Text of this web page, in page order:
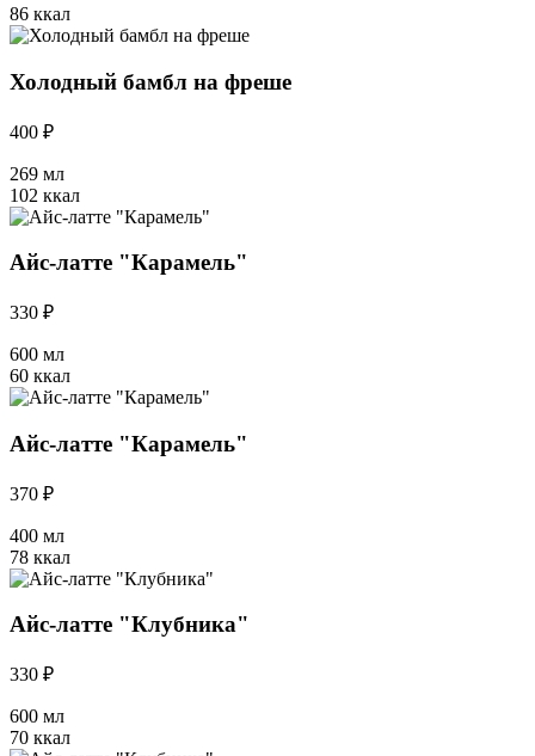
86 ккал
Холодный бамбл на фреше
400 ₽
269 мл
102 ккал
Айс-латте "Карамель"
330 ₽
600 мл
60 ккал
Айс-латте "Карамель"
370 ₽
400 мл
78 ккал
Айс-латте "Клубника"
330 ₽
600 мл
70 ккал